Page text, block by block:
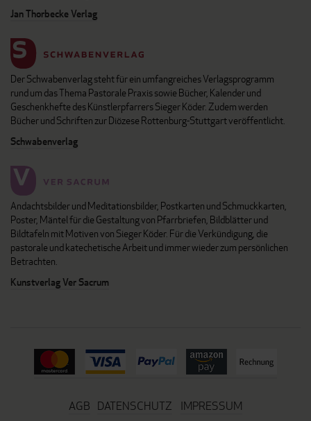
Jan Thorbecke Verlag
Der Schwabenverlag steht für ein umfangreiches Verlagsprogramm
rund um das Thema Pastorale Praxis sowie Bücher, Kalender und
Geschenkhefte des Künstlerpfarrers Sieger Köder. Zudem werden
Bücher und Schriften zur Diözese Rottenburg-Stuttgart veröffentlicht.
Schwabenverlag
Andachtsbilder und Meditationsbilder, Postkarten und Schmuckkarten,
Poster, Mäntel für die Gestaltung von Pfarrbriefen, Bildblätter und
Bildtafeln mit Motiven von Sieger Köder. Für die Verkündigung, die
pastorale und katechetische Arbeit und immer wieder zum persönlichen
Betrachten.
Kunstverlag Ver Sacrum
AGB DATENSCHUTZ IMPRESSUM